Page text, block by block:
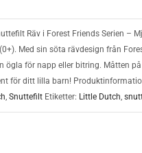
Räv i Forest Friends Serien –
Med sin söta rävdesign från
ögla för napp eller bitring. Måtten
för ditt lilla barn!
, Snuttefilt Etiketter: Little Dutch,